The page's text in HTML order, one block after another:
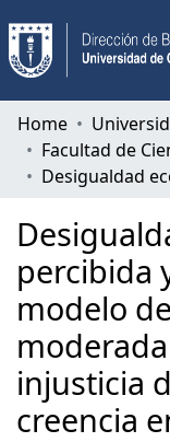
Communities &
All of DSpace
Home
percibida
modelo
injusticia
creencia